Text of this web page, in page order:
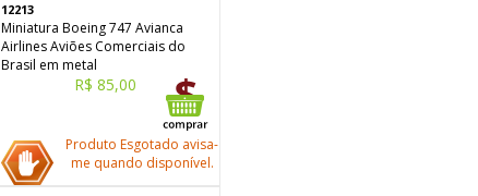
12213
Miniatura Boeing 747 Avianca
Airlines Aviões Comerciais do
Brasil em metal
R$ 85,00
Produto Esgotado avisa-
me quando disponível.